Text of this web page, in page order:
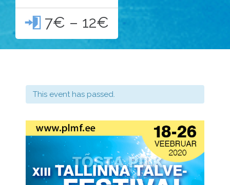
 7€ – 12€
This event has passed.